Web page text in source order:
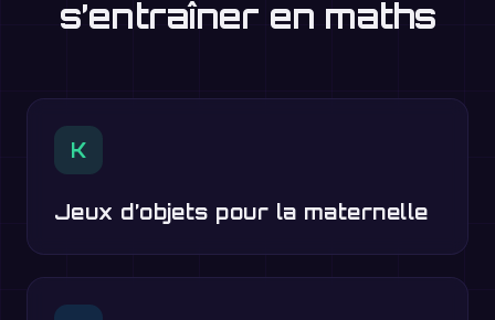
s’entraîner en maths
K
Jeux d’objets pour la maternelle